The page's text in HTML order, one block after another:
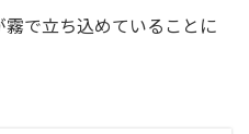
で立ち込めていることに